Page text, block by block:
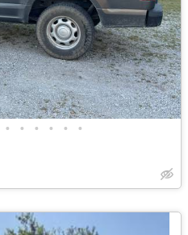
• • • • • •